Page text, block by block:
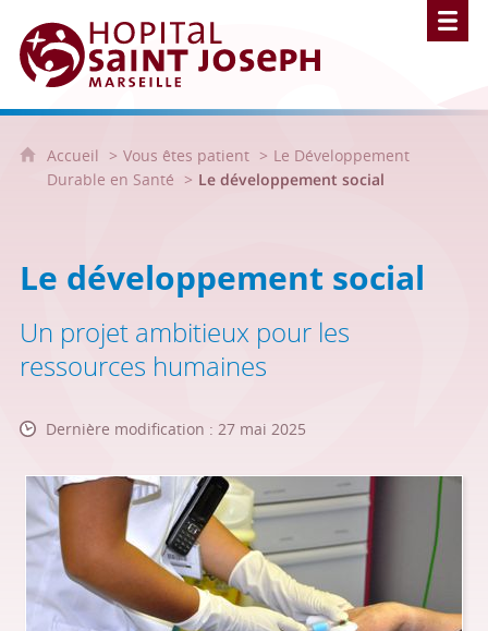
Hôpital Saint Joseph - Marseille
Accueil Vous êtes patient
Le Développement
Durable en Santé
Le développement social
Le développement social
Un projet ambitieux pour les
ressources humaines
Dernière modification : 27 mai 2025